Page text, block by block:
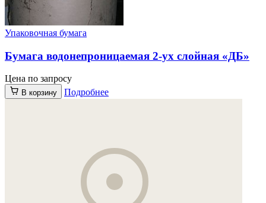
Упаковочная бумага
Бумага водонепроницаемая 2-ух слойная «ДБ»
Цена по запросу
В корзину Подробнее